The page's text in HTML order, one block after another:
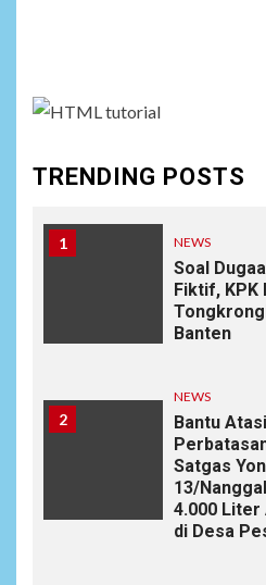
TRENDING POSTS
1 NEWS
Soal
Fiktif, KPK
Banten
2
NEWS
Bantu
Satgas
13/
4.000 Liter
di Desa